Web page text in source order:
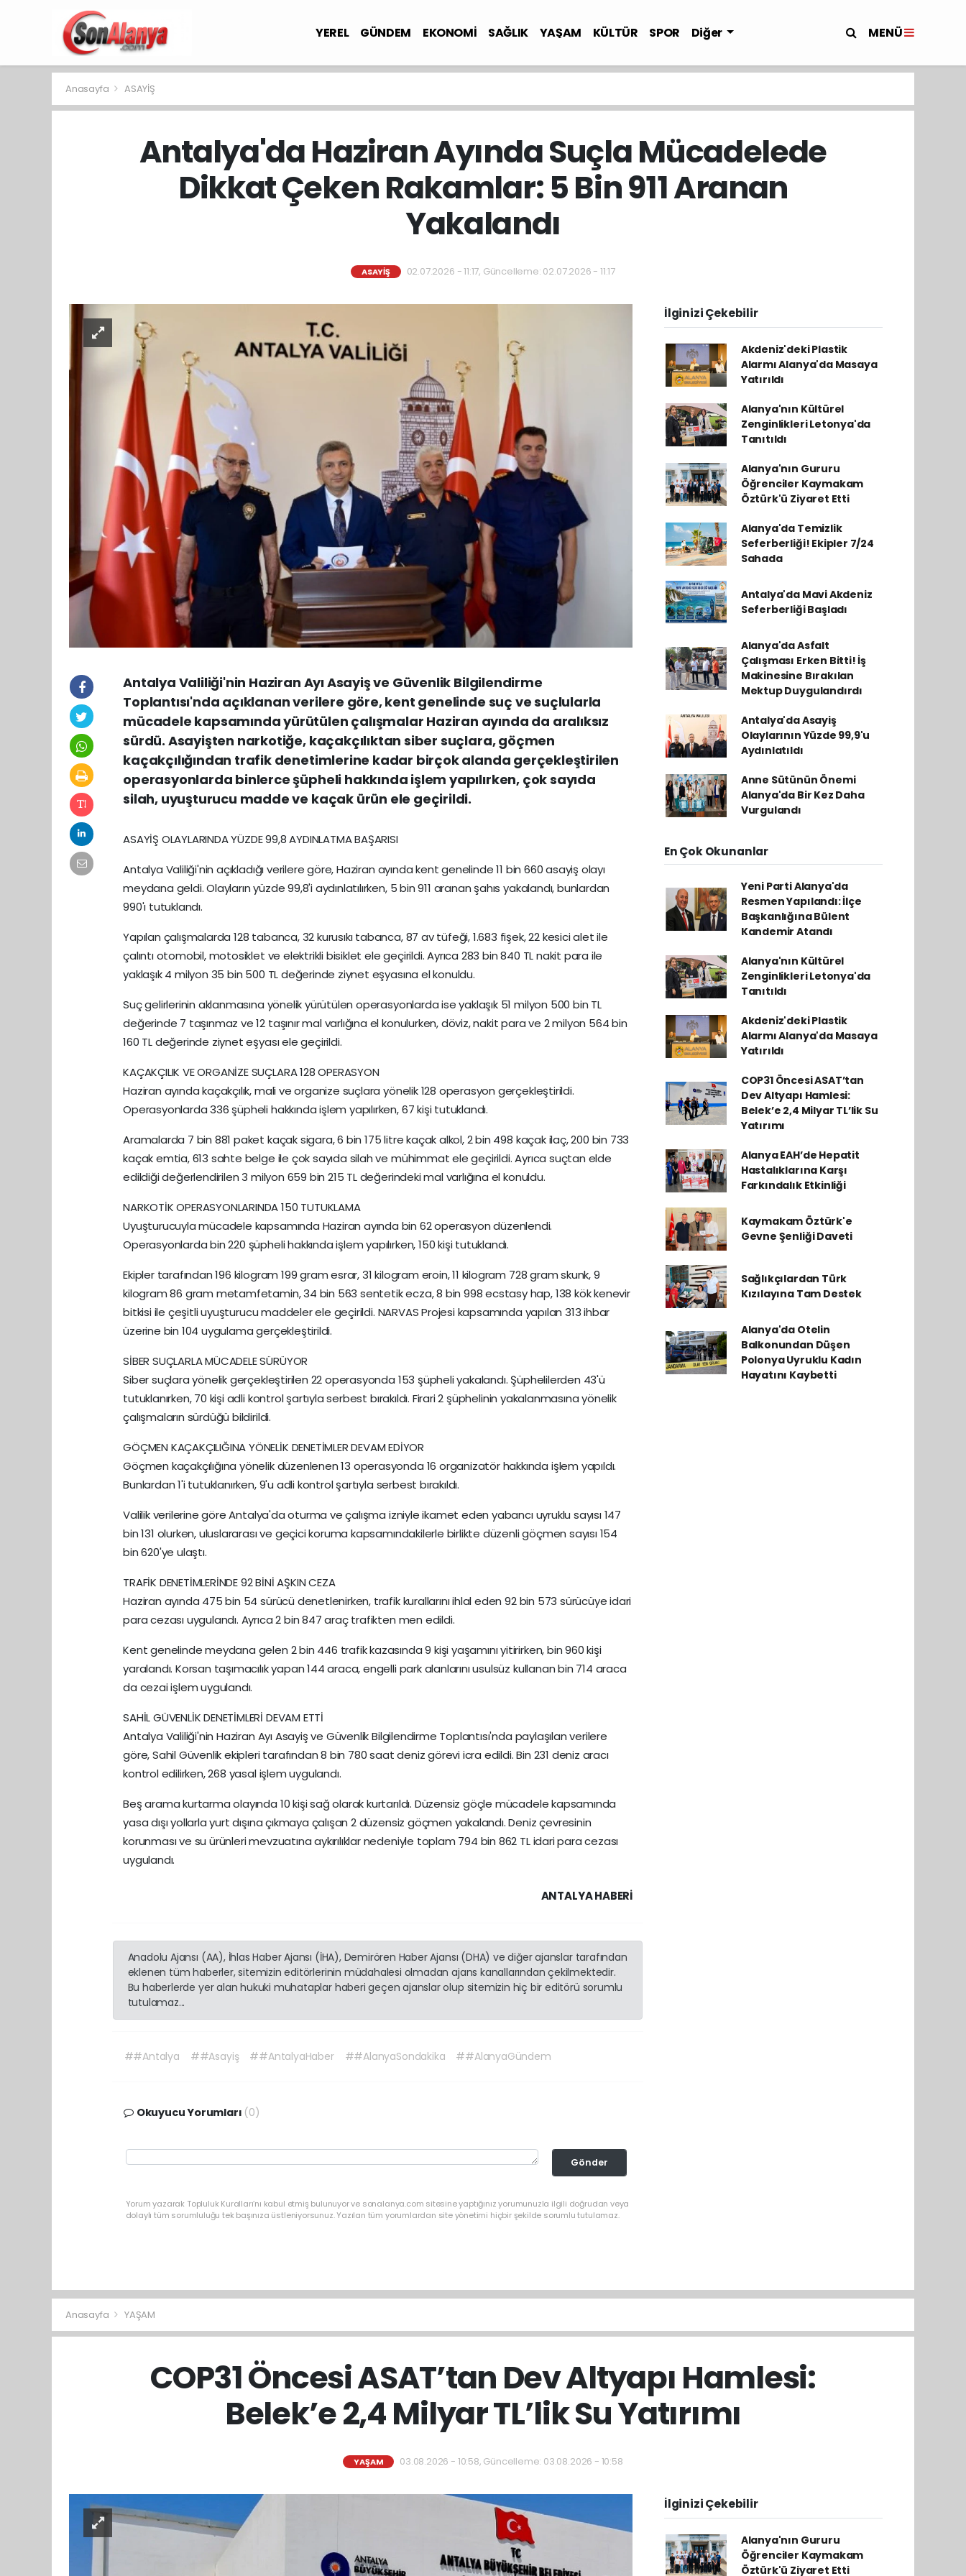
YEREL GÜNDEM EKONOMİ SAĞLIK YAŞAM KÜLTÜR SPOR Diğer MENÜ
Anasayfa ASAYİŞ
Antalya'da Haziran Ayında Suçla Mücadelede
Dikkat Çeken Rakamlar: 5 Bin 911 Aranan
Yakalandı
ASAYİŞ 02.07.2026 - 11:17, Güncelleme: 02.07.2026 - 11:17
Antalya Valiliği'nin Haziran Ayı Asayiş ve Güvenlik Bilgilendirme
Toplantısı'nda açıklanan verilere göre, kent genelinde suç ve suçlularla
mücadele kapsamında yürütülen çalışmalar Haziran ayında da aralıksız
sürdü. Asayişten narkotiğe, kaçakçılıktan siber suçlara, göçmen
kaçakçılığından trafik denetimlerine kadar birçok alanda gerçekleştirilen
operasyonlarda binlerce şüpheli hakkında işlem yapılırken, çok sayıda
silah, uyuşturucu madde ve kaçak ürün ele geçirildi.
ASAYİŞ OLAYLARINDA YÜZDE 99,8 AYDINLATMA BAŞARISI
Antalya Valiliği'nin açıkladığı verilere göre, Haziran ayında kent genelinde 11 bin 660 asayiş olayı
meydana geldi. Olayların yüzde 99,8'i aydınlatılırken, 5 bin 911 aranan şahıs yakalandı, bunlardan
990'ı tutuklandı.
Yapılan çalışmalarda 128 tabanca, 32 kurusıkı tabanca, 87 av tüfeği, 1.683 fişek, 22 kesici alet ile
çalıntı otomobil, motosiklet ve elektrikli bisiklet ele geçirildi. Ayrıca 283 bin 840 TL nakit para ile
yaklaşık 4 milyon 35 bin 500 TL değerinde ziynet eşyasına el konuldu.
Suç gelirlerinin aklanmasına yönelik yürütülen operasyonlarda ise yaklaşık 51 milyon 500 bin TL
değerinde 7 taşınmaz ve 12 taşınır mal varlığına el konulurken, döviz, nakit para ve 2 milyon 564 bin
160 TL değerinde ziynet eşyası ele geçirildi.
KAÇAKÇILIK VE ORGANİZE SUÇLARA 128 OPERASYON
Haziran ayında kaçakçılık, mali ve organize suçlara yönelik 128 operasyon gerçekleştirildi.
Operasyonlarda 336 şüpheli hakkında işlem yapılırken, 67 kişi tutuklandı.
Aramalarda 7 bin 881 paket kaçak sigara, 6 bin 175 litre kaçak alkol, 2 bin 498 kaçak ilaç, 200 bin 733
kaçak emtia, 613 sahte belge ile çok sayıda silah ve mühimmat ele geçirildi. Ayrıca suçtan elde
edildiği değerlendirilen 3 milyon 659 bin 215 TL değerindeki mal varlığına el konuldu.
NARKOTİK OPERASYONLARINDA 150 TUTUKLAMA
Uyuşturucuyla mücadele kapsamında Haziran ayında bin 62 operasyon düzenlendi.
Operasyonlarda bin 220 şüpheli hakkında işlem yapılırken, 150 kişi tutuklandı.
Ekipler tarafından 196 kilogram 199 gram esrar, 31 kilogram eroin, 11 kilogram 728 gram skunk, 9
kilogram 86 gram metamfetamin, 34 bin 563 sentetik ecza, 8 bin 998 ecstasy hap, 138 kök kenevir
bitkisi ile çeşitli uyuşturucu maddeler ele geçirildi. NARVAS Projesi kapsamında yapılan 313 ihbar
üzerine bin 104 uygulama gerçekleştirildi.
SİBER SUÇLARLA MÜCADELE SÜRÜYOR
Siber suçlara yönelik gerçekleştirilen 22 operasyonda 153 şüpheli yakalandı. Şüphelilerden 43'ü
tutuklanırken, 70 kişi adli kontrol şartıyla serbest bırakıldı. Firari 2 şüphelinin yakalanmasına yönelik
çalışmaların sürdüğü bildirildi.
GÖÇMEN KAÇAKÇILIĞINA YÖNELİK DENETİMLER DEVAM EDİYOR
Göçmen kaçakçılığına yönelik düzenlenen 13 operasyonda 16 organizatör hakkında işlem yapıldı.
Bunlardan 1'i tutuklanırken, 9'u adli kontrol şartıyla serbest bırakıldı.
Valilik verilerine göre Antalya'da oturma ve çalışma izniyle ikamet eden yabancı uyruklu sayısı 147
bin 131 olurken, uluslararası ve geçici koruma kapsamındakilerle birlikte düzenli göçmen sayısı 154
bin 620'ye ulaştı.
TRAFİK DENETİMLERİNDE 92 BİNİ AŞKIN CEZA
Haziran ayında 475 bin 54 sürücü denetlenirken, trafik kurallarını ihlal eden 92 bin 573 sürücüye idari
para cezası uygulandı. Ayrıca 2 bin 847 araç trafikten men edildi.
Kent genelinde meydana gelen 2 bin 446 trafik kazasında 9 kişi yaşamını yitirirken, bin 960 kişi
yaralandı. Korsan taşımacılık yapan 144 araca, engelli park alanlarını usulsüz kullanan bin 714 araca
da cezai işlem uygulandı.
SAHİL GÜVENLİK DENETİMLERİ DEVAM ETTİ
Antalya Valiliği'nin Haziran Ayı Asayiş ve Güvenlik Bilgilendirme Toplantısı'nda paylaşılan verilere
göre, Sahil Güvenlik ekipleri tarafından 8 bin 780 saat deniz görevi icra edildi. Bin 231 deniz aracı
kontrol edilirken, 268 yasal işlem uygulandı.
Beş arama kurtarma olayında 10 kişi sağ olarak kurtarıldı. Düzensiz göçle mücadele kapsamında
yasa dışı yollarla yurt dışına çıkmaya çalışan 2 düzensiz göçmen yakalandı. Deniz çevresinin
korunması ve su ürünleri mevzuatına aykırılıklar nedeniyle toplam 794 bin 862 TL idari para cezası
uygulandı.
ANTALYA HABERİ
Anadolu Ajansı (AA), İhlas Haber Ajansı (İHA), Demirören Haber Ajansı (DHA) ve diğer ajanslar tarafından
eklenen tüm haberler, sitemizin editörlerinin müdahalesi olmadan ajans kanallarından çekilmektedir.
Bu haberlerde yer alan hukuki muhataplar haberi geçen ajanslar olup sitemizin hiç bir editörü sorumlu
tutulamaz...
##Antalya ##Asayiş ##AntalyaHaber ##AlanyaSondakika ##AlanyaGündem
Okuyucu Yorumları (0)
Gönder
Yorum yazarak Topluluk Kuralları’nı kabul etmiş bulunuyor ve sonalanya.com sitesine yaptığınız yorumunuzla ilgili doğrudan veya
dolaylı tüm sorumluluğu tek başınıza üstleniyorsunuz. Yazılan tüm yorumlardan site yönetimi hiçbir şekilde sorumlu tutulamaz.
İlginizi Çekebilir
Akdeniz'deki Plastik
Alarmı Alanya'da Masaya
Yatırıldı
Alanya'nın Kültürel
Zenginlikleri Letonya'da
Tanıtıldı
Alanya'nın Gururu
Öğrenciler Kaymakam
Öztürk'ü Ziyaret Etti
Alanya'da Temizlik
Seferberliği! Ekipler 7/24
Sahada
Antalya'da Mavi Akdeniz
Seferberliği Başladı
Alanya'da Asfalt
Çalışması Erken Bitti! İş
Makinesine Bırakılan
Mektup Duygulandırdı
Antalya'da Asayiş
Olaylarının Yüzde 99,9'u
Aydınlatıldı
Anne Sütünün Önemi
Alanya'da Bir Kez Daha
Vurgulandı
En Çok Okunanlar
Yeni Parti Alanya'da
Resmen Yapılandı: İlçe
Başkanlığına Bülent
Kandemir Atandı
Alanya'nın Kültürel
Zenginlikleri Letonya'da
Tanıtıldı
Akdeniz'deki Plastik
Alarmı Alanya'da Masaya
Yatırıldı
COP31 Öncesi ASAT’tan
Dev Altyapı Hamlesi:
Belek’e 2,4 Milyar TL’lik Su
Yatırımı
Alanya EAH’de Hepatit
Hastalıklarına Karşı
Farkındalık Etkinliği
Kaymakam Öztürk'e
Gevne Şenliği Daveti
Sağlıkçılardan Türk
Kızılayına Tam Destek
Alanya'da Otelin
Balkonundan Düşen
Polonya Uyruklu Kadın
Hayatını Kaybetti
Anasayfa YAŞAM
COP31 Öncesi ASAT’tan Dev Altyapı Hamlesi:
Belek’e 2,4 Milyar TL’lik Su Yatırımı
YAŞAM 03.08.2026 - 10:58, Güncelleme: 03.08.2026 - 10:58
İlginizi Çekebilir
Alanya'nın Gururu
Öğrenciler Kaymakam
Öztürk'ü Ziyaret Etti